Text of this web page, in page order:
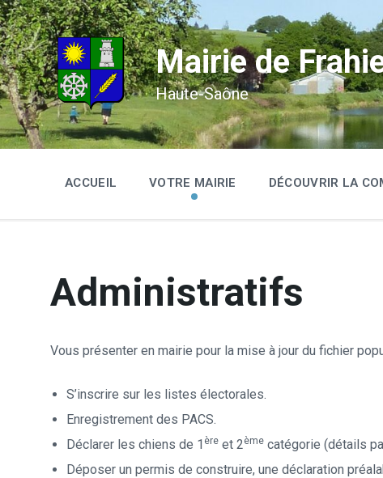
Skip
to
content
Skip
to
main
navigation
Skip
to
footer
Mairie de
Haute-Saône
ACCUEIL VOTRE MAIRIE DÉCOUVRIR LA
Administratifs
Vous présenter en mairie pour la mise à jour du fichier
S’inscrire sur les listes électorales.
Enregistrement des PACS.
Déclarer les chiens de 1 ère et 2ème catégorie (détails
Déposer un permis de construire, une déclaration